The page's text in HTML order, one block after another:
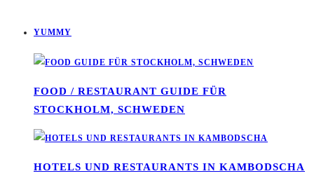
YUMMY
FOOD / RESTAURANT GUIDE FÜR
STOCKHOLM, SCHWEDEN
HOTELS UND RESTAURANTS IN KAMBODSCHA